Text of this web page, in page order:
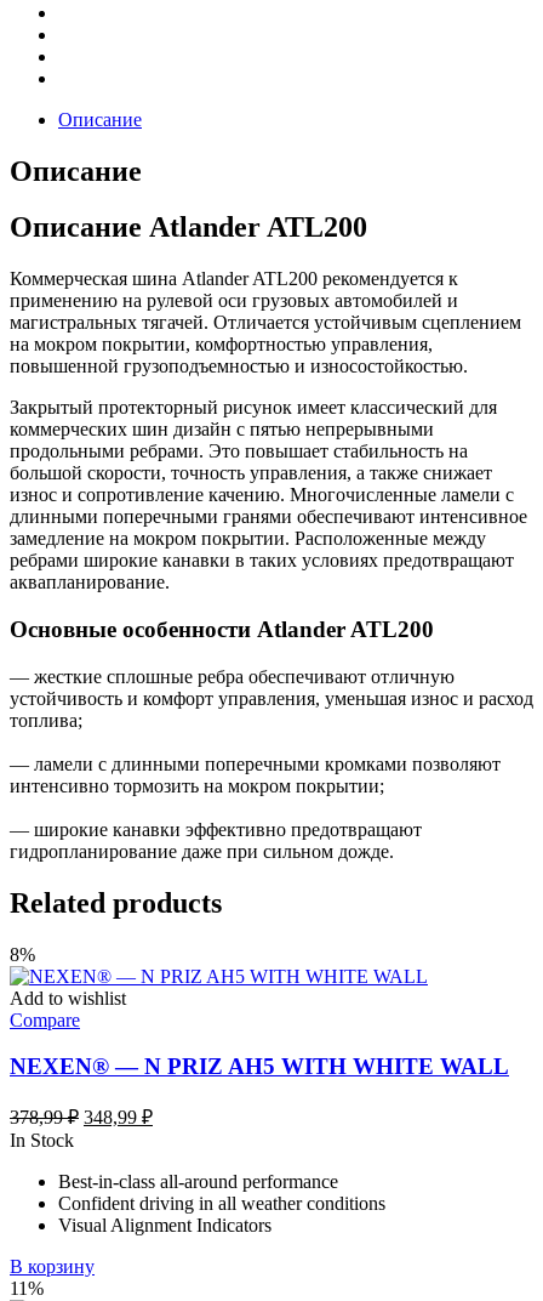
Описание
Описание
Описание Atlander ATL200
Коммерческая шина Atlander ATL200 рекомендуется к
применению на рулевой оси грузовых автомобилей и
магистральных тягачей. Отличается устойчивым сцеплением
на мокром покрытии, комфортностью управления,
повышенной грузоподъемностью и износостойкостью.
Закрытый протекторный рисунок имеет классический для
коммерческих шин дизайн с пятью непрерывными
продольными ребрами. Это повышает стабильность на
большой скорости, точность управления, а также снижает
износ и сопротивление качению. Многочисленные ламели с
длинными поперечными гранями обеспечивают интенсивное
замедление на мокром покрытии. Расположенные между
ребрами широкие канавки в таких условиях предотвращают
аквапланирование.
Основные особенности Atlander ATL200
— жесткие сплошные ребра обеспечивают отличную
устойчивость и комфорт управления, уменьшая износ и расход
топлива;
— ламели с длинными поперечными кромками позволяют
интенсивно тормозить на мокром покрытии;
— широкие канавки эффективно предотвращают
гидропланирование даже при сильном дожде.
Related products
8%
Add to wishlist
Compare
NEXEN® — N PRIZ AH5 WITH WHITE WALL
378,99₽ Первоначальная
378,99 ₽.
348,99 ₽Текущая
In Stock
Best-in-class all-around performance
Confident driving in all weather conditions
Visual Alignment Indicators
В корзину
11%